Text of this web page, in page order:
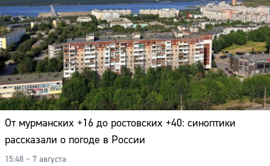
От мурманских +16 до ростовских +40: синоптики
рассказали о погоде в России
15:48 – 7 августа